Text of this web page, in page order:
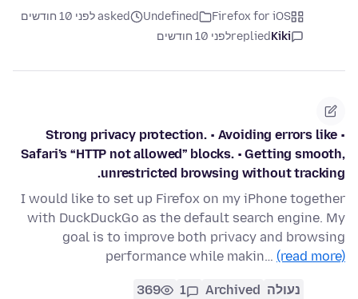
Firefox for iOS
Undefined
asked לפני 10 חודשים
Kiki
repliedלפני 10 חודשים
• Strong privacy protection. • Avoiding errors like
Safari’s “HTTP not allowed” blocks. • Getting smooth,
unrestricted browsing without tracking.
I would like to set up Firefox on my iPhone together
with DuckDuckGo as the default search engine. My
goal is to improve both privacy and browsing
performance while makin… (read more)
נעולה Archived
1
369